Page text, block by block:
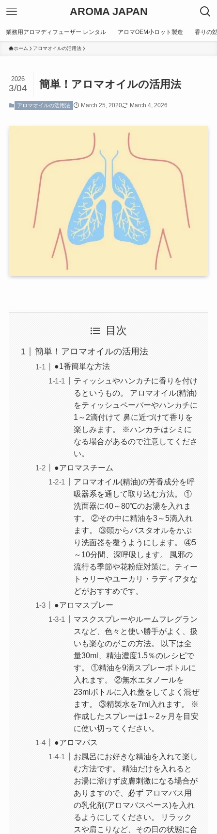
AROMA JAPAN
業務用アロマディフューザー レンタル アロマOEM小ロット製造 香りの
ホーム アロマオイルの活用法
簡単！アロマオイルの活用法
2026
3/04
アロマオイルの活用法 March 25, 2020 March 4, 2026
目次
簡単！アロマオイルの活用法
●1番簡単な方法
ティッシュやハンカチに香りを付け
るというもの。 アロマオイル(精油)
をティッシュペーパーやハンカチに
1～2滴付けて 鼻に近づけて香りを
楽しみます。 ※ハンカチはシミに
なる場合があるので注意してくださ
い。
●アロマスチーム
アロマオイル(精油)の芳香成分を呼
吸器系を通して取り込む方法。 ①
洗面器に40～80℃のお湯を入れま
す。 ②その中に精油を3～5滴入れ
ます。 ③頭からバスタオルをかぶ
り洗面器を覆うようにします。 ④5
～10分間、深呼吸します。 風邪の
流行る季節や花粉症対策に。ティー
トゥリーやユーカリ・ラディアタな
どがおすすめです。
●アロマスプレー
マスクスプレーやルームフレグラン
スなど、色々と使い勝手がよく、扱
いも楽なのがこの方法。 以下は全
量30ml、精油濃度1.5％のレシピで
す。 ①精油を9滴スプレーボトルに
入れます。 ②無水エタノールを
23mlボトルに入れ蓋をしてよく混ぜ
ます。 ③精製水を7ml入れます。 ※
作成したスプレーは1～2ヶ月を目安
に使い切ってください。
●アロマバス
お風呂にお好きな精油を入れて楽し
む方法です。 精油だけを入れると
お湯に溶けず皮膚刺激になる場合が
ありますので、必ず アロマバス用
の乳化剤(アロマバスベース)を入れ
るようにしてください。 リラック
スや肩こりなど、その日の状態に合